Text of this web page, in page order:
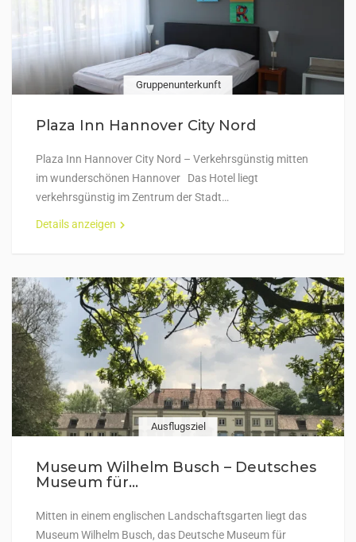
Gruppenunterkunft
Plaza Inn Hannover City Nord
Plaza Inn Hannover City Nord – Verkehrsgünstig mitten
im wunderschönen Hannover Das Hotel liegt
verkehrsgünstig im Zentrum der Stadt…
Details anzeigen
Ausflugsziel
Museum Wilhelm Busch – Deutsches
Museum für...
Mitten in einem englischen Landschaftsgarten liegt das
Museum Wilhelm Busch, das Deutsche Museum für